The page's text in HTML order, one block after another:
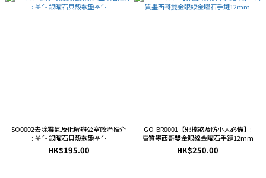
SO0002去除霉氣及化解辦公室政治推介
: 𖤐ˊ˗ 銀曜石貝殼款盤𖤐ˊ˗
HK$195.00
GO-BR0001【邪擋煞及防小人必備】:
高質墨西哥雙金眼線金矅石手鏈12mm
HK$250.00